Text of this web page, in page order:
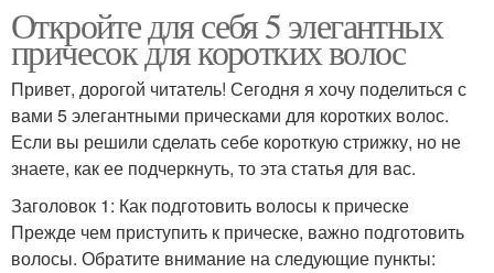
Откройте для себя 5 элегантных
причесок для коротких волос
Привет, дорогой читатель! Сегодня я хочу поделиться с
вами 5 элегантными прическами для коротких волос.
Если вы решили сделать себе короткую стрижку, но не
знаете, как ее подчеркнуть, то эта статья для вас.
Заголовок 1: Как подготовить волосы к прическе
Прежде чем приступить к прическе, важно подготовить
волосы. Обратите внимание на следующие пункты: